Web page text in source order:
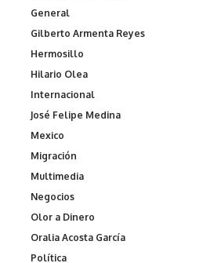
General
Gilberto Armenta Reyes
Hermosillo
Hilario Olea
Internacional
José Felipe Medina
Mexico
Migración
Multimedia
Negocios
Olor a Dinero
Oralia Acosta García
Política